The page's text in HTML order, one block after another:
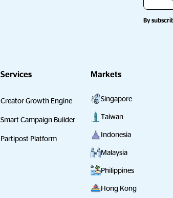
By
Services
Creator Growth Engine
Smart Campaign Builder
Partipost Platform
Markets
Singapore
Taiwan
Indonesia
Malaysia
Philippines
Hong Kong